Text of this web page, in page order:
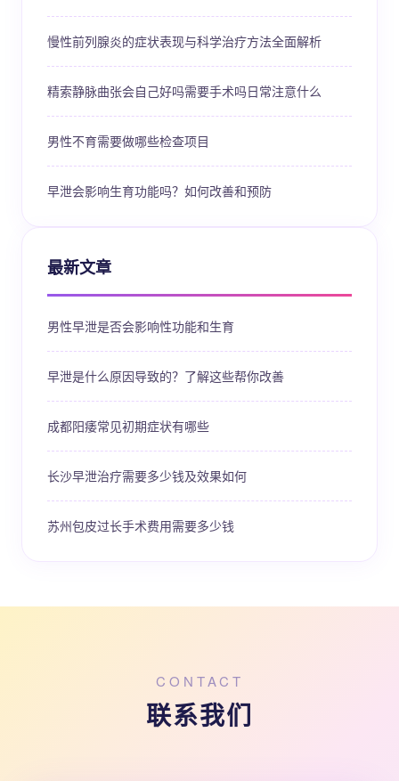
慢性前列腺炎的症状表现与科学治疗方法全面解析
精索静脉曲张会自己好吗需要手术吗日常注意什么
男性不育需要做哪些检查项目
早泄会影响生育功能吗？如何改善和预防
最新文章
男性早泄是否会影响性功能和生育
早泄是什么原因导致的？了解这些帮你改善
成都阳痿常见初期症状有哪些
长沙早泄治疗需要多少钱及效果如何
苏州包皮过长手术费用需要多少钱
CONTACT
联系我们